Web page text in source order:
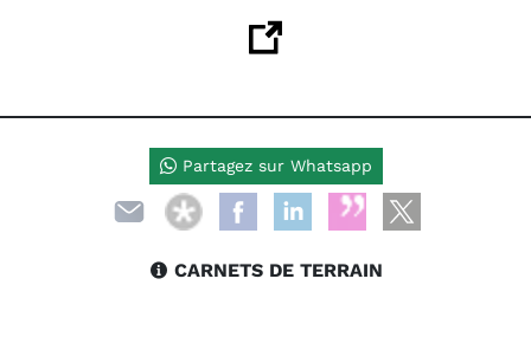
CARNETS DE TERRAIN
Partagez sur Whatsapp